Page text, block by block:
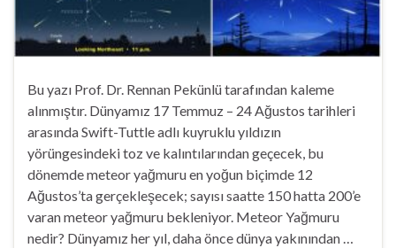
Bu yazı Prof. Dr. Rennan Pekünlü tarafından kaleme
alınmıştır. Dünyamız 17 Temmuz – 24 Ağustos tarihleri
arasında Swift-Tuttle adlı kuyruklu yıldızın
yörüngesindeki toz ve kalıntılarından geçecek, bu
dönemde meteor yağmuru en yoğun biçimde 12
Ağustos’ta gerçekleşecek; sayısı saatte 150 hatta 200’e
varan meteor yağmuru bekleniyor. Meteor Yağmuru
nedir? Dünyamız her yıl, daha önce dünya yakınından …